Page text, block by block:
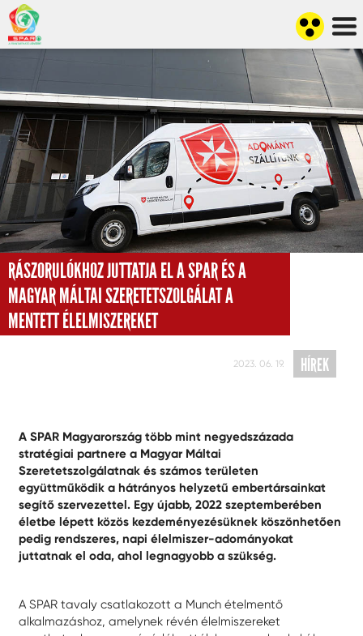
RÁSZORULÓKHOZ JUTTATJA EL A SPAR ÉS A
MAGYAR MÁLTAI SZERETETSZOLGÁLAT A
MENTETT ÉLELMISZEREKET
2023. 06. 19. HÍREK
A SPAR Magyarország több mint negyedszázada
stratégiai partnere a Magyar Máltai
Szeretetszolgálatnak és számos területen
együttműködik a hátrányos helyzetű embertársainkat
segítő szervezettel. Egy újabb, 2022 szeptemberében
életbe lépett közös kezdeményezésüknek köszönhetően
pedig rendszeres, napi élelmiszer-adományokat
juttatnak el oda, ahol legnagyobb a szükség.
A SPAR tavaly csatlakozott a Munch ételmentő
alkalmazáshoz, amelynek révén élelmiszereket